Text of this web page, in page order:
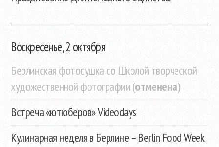
Воскресенье, 2 октября
Берлинская фотосушка со Школой творческой
художественной фотографии (отменена)
Встреча «ютюберов» Videodays
Кулинарная неделя в Берлине – Berlin Food Week